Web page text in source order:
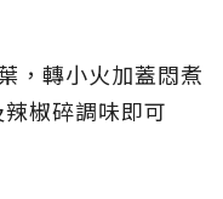
，轉小火加蓋悶煮
椒碎調味即可